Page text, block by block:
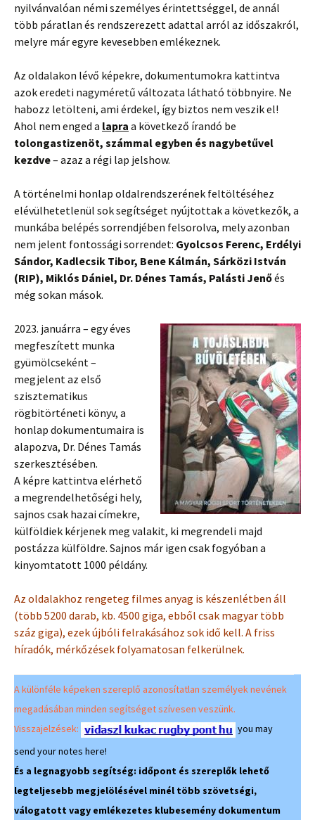
nyilvánvalóan némi személyes érintettséggel, de annál
több páratlan és rendszerezett adattal arról az időszakról,
melyre már egyre kevesebben emlékeznek.
Az oldalakon lévő képekre, dokumentumokra kattintva
azok eredeti nagyméretű változata látható többnyire. Ne
habozz letölteni, ami érdekel, így biztos nem veszik el!
Ahol nem enged a lapra a következő írandó be
tolongastizenöt, számmal egyben és nagybetűvel
kezdve– azaz a régi lap jelshow.
A történelmi honlap oldalrendszerének feltöltéséhez
elévülhetetlenül sok segítséget nyújtottak a következők, a
munkába belépés sorrendjében felsorolva, mely azonban
nem jelent fontossági sorrendet: Gyolcsos Ferenc, Erdélyi
Sándor, Kadlecsik Tibor, Bene Kálmán, Sárközi István
(RIP), Miklós Dániel, Dr. Dénes Tamás, Palásti Jenőés
még sokan mások.
2023. januárra – egy éves
megfeszített munka
gyümölcseként –
megjelent az első
szisztematikus
rögbitörténeti könyv, a
honlap dokumentumaira is
alapozva, Dr. Dénes Tamás
szerkesztésében.
A képre kattintva elérhető
a megrendelhetőségi hely,
sajnos csak hazai címekre,
külföldiek kérjenek meg valakit, ki megrendeli majd
postázza külföldre. Sajnos már igen csak fogyóban a
kinyomtatott 1000 példány.
Az oldalakhoz rengeteg filmes anyag is készenlétben áll
(több 5200 darab, kb. 4500 giga, ebből csak magyar több
száz giga), ezek újbóli felrakásához sok idő kell. A friss
híradók, mérkőzések folyamatosan felkerülnek.
A különféle képeken szereplő azonosítatlan személyek nevének
megadásában minden segítséget szívesen veszünk.
Visszajelzések:
you may
send your notes here!
És a legnagyobb segítség: időpont és szereplők lehető
legteljesebb megjelölésével minél több szövetségi,
válogatott vagy emlékezetes klubesemény dokumentum